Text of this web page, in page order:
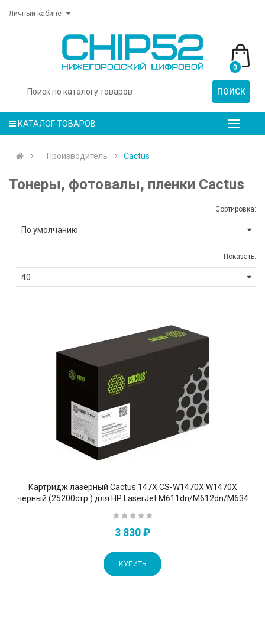
Личный кабинет
ПОИСК
0
КАТАЛОГ ТОВАРОВ
Производитель Cactus
Тонеры, фотовалы, пленки Cactus
Сортировка:
Показать:
Картридж лазерный Cactus 147X CS-W1470X W1470X
черный (25200стр.) для HP LaserJet M611dn/M612dn/M634
3 830 ₽
КУПИТЬ